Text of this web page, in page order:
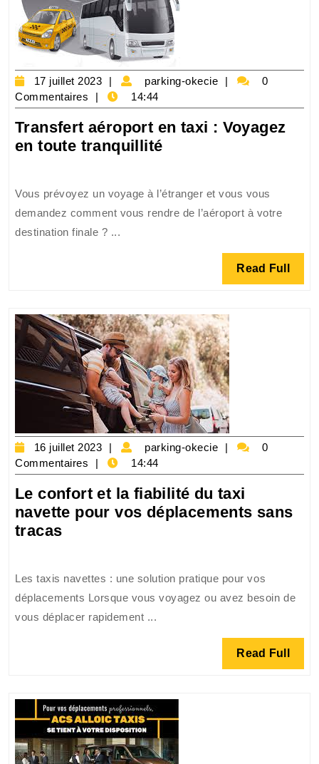
17 juillet 2023
17
juillet
2023
parking-okecie
parking-
0
Commentaires
14:44
Transfert aéroport en taxi : Voyagez
en toute tranquillitéTransfert
taxi
:
Vous prévoyez un voyage à l’étranger et vous vous
demandez comment vous rendre de l’aéroport à votre
destination finale ? ...
Read Full Read
Full
16 juillet 2023
16
juillet
2023
parking-okecie
parking-
0
Commentaires
14:44
Le confort et la fiabilité du taxi
navette pour vos déplacements sans
tracasLe
la
fiabilité
du
vos
déplacements
sans
tracas
Les taxis navettes : une solution pratique pour vos
déplacements Lorsque vous voyagez ou avez besoin de
vous déplacer rapidement ...
Read Full Read
Full